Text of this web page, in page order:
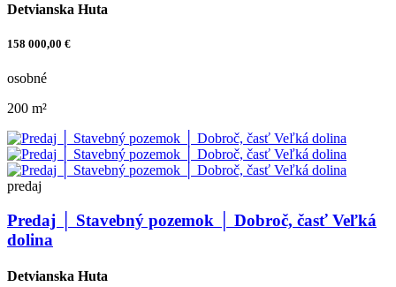
Detvianska Huta
158 000,00 €
osobné
200 m²
predaj
Predaj │ Stavebný pozemok │ Dobroč, časť Veľká
dolina
Detvianska Huta